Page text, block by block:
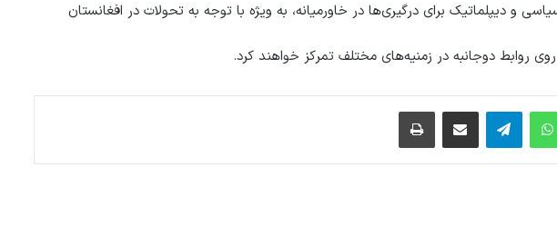
و دیپلماتیک برای درگیری‌ها در خاورمیانه، به ویژه با توجه به تحولات در افغانستان
روابط دوجانبه در زمنیه‌های مختلف تمرکز خواهند کرد.
واتس آپ تلگرام اشتراک گذاری از طریق ایمیل چاپ